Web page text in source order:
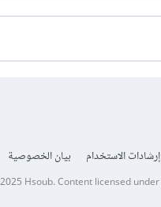
إرشادات الاستخدام بيان الخصوصية
Hsoub.Content licensed under